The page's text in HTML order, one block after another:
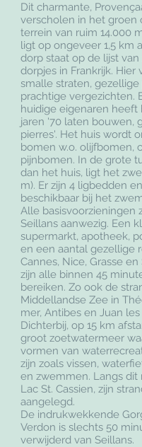
Dit charmante,
verscholen in het groen
terrein van ruim 14.000
ligt op ongeveer 1,5 km
dorp staat op de lijst
dorpjes in Frankrijk. Hier
smalle straten,
prachtige vergezichten.
huidige eigenaren heeft
jaren '70 laten bouwen,
pierres'. Het huis wordt
bomen w.o. olijfbomen,
pijnbomen. In de grote
dan het huis, ligt het
m). Er zijn 4 ligbedden
beschikbaar bij het
Alle basisvoorzieningen
Seillans aanwezig. Een
supermarkt, apotheek,
en een aantal gezellige
Cannes, Nice, Grasse en
zijn alle binnen 45
bereiken. Zo ook de
Middellandse Zee in
mer, Antibes en Juan les
Dichterbij, op 15 km
groot zoetwatermeer
vormen van
zijn zoals vissen,
en zwemmen. Langs dit
Lac St. Cassien, zijn
aangelegd.
De indrukwekkende
Verdon is slechts 50
verwijderd van Seillans.